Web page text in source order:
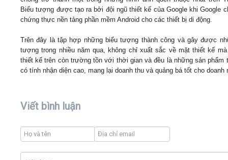
Biểu tượng được tạo ra bởi đội ngũ thiết kế của Google khi Google
chứng thực nền tảng phần mềm Android cho các thiết bị di động.
Trên đây là tập hợp những biểu tượng thành công và gây được
tượng trong nhiều năm qua, không chỉ xuất sắc về mặt thiết kế
thiết kế trên còn trường tồn với thời gian và đều là những sản phẩm
có tính nhận diện cao, mang lại doanh thu và quảng bá tốt cho doanh
Viết bình luận